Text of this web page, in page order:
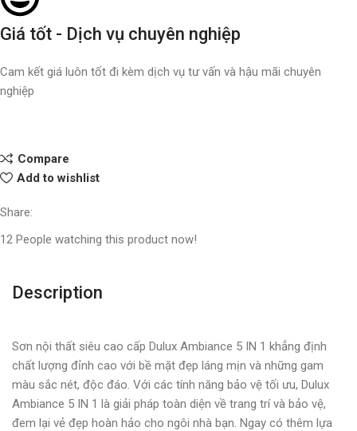
Giá tốt - Dịch vụ chuyên nghiệp
Cam kết giá luôn tốt đi kèm dịch vụ tư vấn và hậu mãi chuyên
nghiệp
Compare
Add to wishlist
Share:
12 People watching this product now!
Description
Sơn nội thất siêu cao cấp Dulux Ambiance 5 IN 1 khẳng định
chất lượng đỉnh cao với bề mặt đẹp láng mịn và những gam
màu sắc nét, độc đáo. Với các tính năng bảo vệ tối ưu, Dulux
Ambiance 5 IN 1 là giải pháp toàn diện về trang trí và bảo vệ,
đem lại vẻ đẹp hoàn hảo cho ngôi nhà bạn. Ngay có thêm lựa